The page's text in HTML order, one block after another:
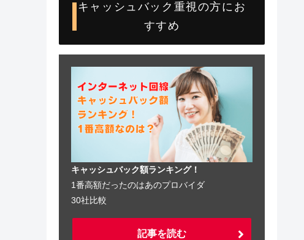
キャッシュバック重視の方にお
すすめ
キャッシュバック額ランキング！
1番高額だったのはあのプロバイダ
30社比較
記事を読む